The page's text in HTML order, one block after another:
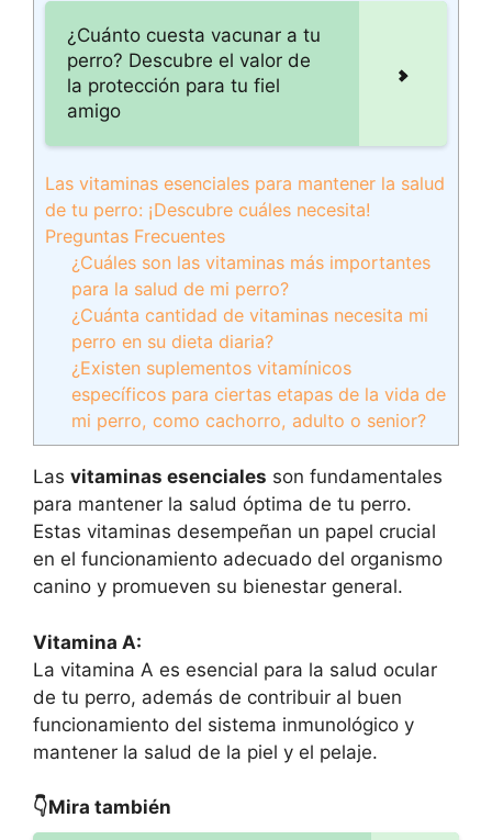
¿Cuánto cuesta vacunar a tu
perro? Descubre el valor de
la protección para tu fiel
amigo
Las vitaminas esenciales para mantener la salud
de tu perro: ¡Descubre cuáles necesita!
Preguntas Frecuentes
¿Cuáles son las vitaminas más importantes
para la salud de mi perro?
¿Cuánta cantidad de vitaminas necesita mi
perro en su dieta diaria?
¿Existen suplementos vitamínicos
específicos para ciertas etapas de la vida de
mi perro, como cachorro, adulto o senior?
Las vitaminas esenciales son fundamentales
para mantener la salud óptima de tu perro.
Estas vitaminas desempeñan un papel crucial
en el funcionamiento adecuado del organismo
canino y promueven su bienestar general.
Vitamina A:
La vitamina A es esencial para la salud ocular
de tu perro, además de contribuir al buen
funcionamiento del sistema inmunológico y
mantener la salud de la piel y el pelaje.
👇Mira también